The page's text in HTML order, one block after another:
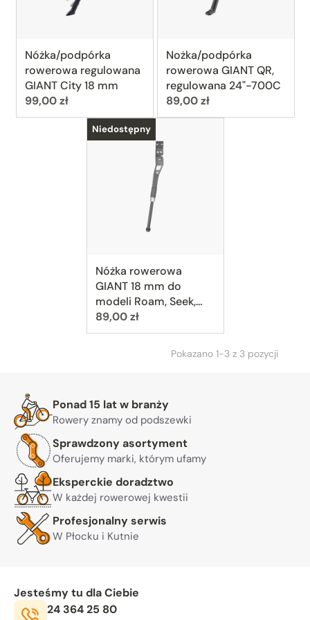
Nóżka/podpórka
rowerowa regulowana
GIANT City 18 mm
Cena:
99,00 zł
Nożka/podpórka
rowerowa GIANT QR,
regulowana 24"-700C
Cena:
89,00 zł
Nóżka rowerowa
GIANT 18 mm do
modeli Roam, Seek,
Enchant
Cena:
89,00 zł
Niedostępny
Pokazano 1-3 z 3 pozycji
Warto nam zaufać
Ponad 15 lat w branży
Rowery znamy od podszewki
Sprawdzony asortyment
Oferujemy marki, którym ufamy
Eksperckie doradztwo
W każdej rowerowej kwestii
Profesjonalny serwis
W Płocku i Kutnie
Jesteśmy tu dla Ciebie
Telefon:
24 364 25 80